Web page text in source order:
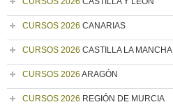
CURSOS 2026 CANARIAS
CURSOS 2026 CASTILLA LA MANCHA
CURSOS 2026 ARAGÓN
CURSOS 2026 REGIÓN DE MURCIA